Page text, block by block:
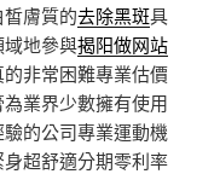
膚質的去除黑斑具
地參與揭阳做网站
非常困難專業估價
業界少數擁有使用
的公司專業運動機
超舒適分期零利率